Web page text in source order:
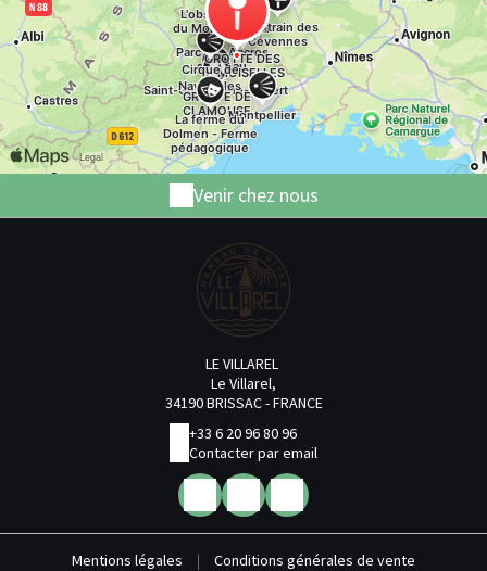
Venir chez nous
LE VILLAREL
Le Villarel,
34190 BRISSAC - FRANCE
+33 6 20 96 80 96
Contacter par email
Mentions légales | Conditions générales de vente